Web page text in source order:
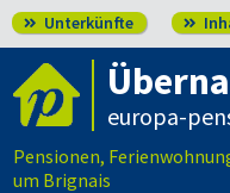
 Unterkünfte 
europa-
Pensionen,
um Brignais